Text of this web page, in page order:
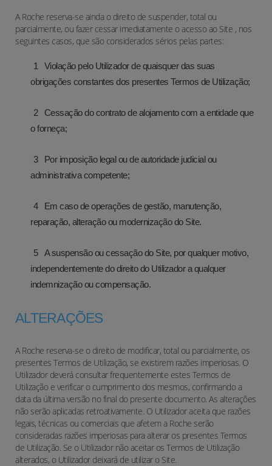
A Roche reserva-se ainda o direito de suspender, total ou
parcialmente, ou fazer cessar imediatamente o acesso ao Site , nos
seguintes casos, que são considerados sérios pelas partes:
Violação pelo Utilizador de quaisquer das suas
obrigações constantes dos presentes Termos de Utilização;
Cessação do contrato de alojamento com a entidade que
o forneça;
Por imposição legal ou de autoridade judicial ou
administrativa competente;
Em caso de operações de gestão, manutenção,
reparação, alteração ou modernização do Site.
A suspensão ou cessação do Site, por qualquer motivo,
independentemente do direito do Utilizador a qualquer
indemnização ou compensação.
ALTERAÇÕES
A Roche reserva-se o direito de modificar, total ou parcialmente, os
presentes Termos de Utilização, se existirem razões imperiosas. O
Utilizador deverá consultar frequentemente estes Termos de
Utilização e verificar o cumprimento dos mesmos, confirmando a
data da última versão no final do presente documento. As alterações
não serão aplicadas retroativamente. O Utilizador aceita que razões
legais, técnicas ou comerciais que afetem a Roche serão
consideradas razões imperiosas para alterar os presentes Termos
de Utilização. Se o Utilizador não aceitar os Termos de Utilização
alterados, o Utilizador deixará de utilizar o Site.